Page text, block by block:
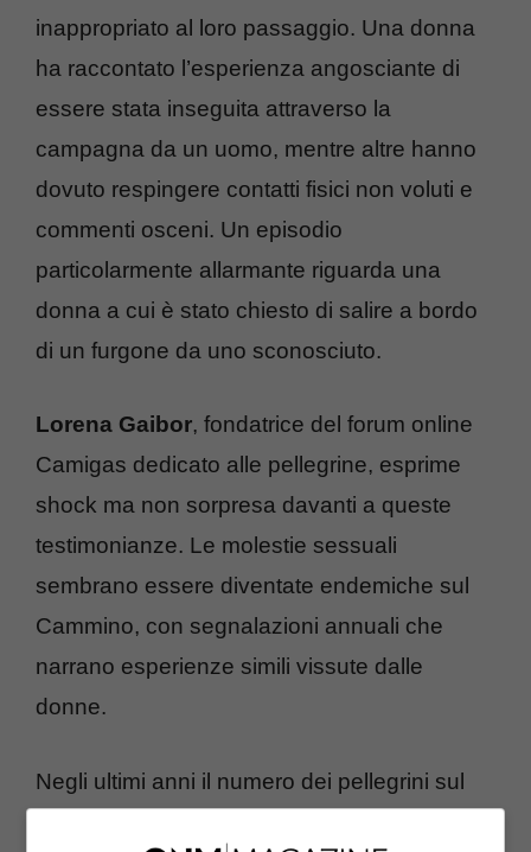
inappropriato al loro passaggio. Una donna
ha raccontato l’esperienza angosciante di
essere stata inseguita attraverso la
campagna da un uomo, mentre altre hanno
dovuto respingere contatti fisici non voluti e
commenti osceni. Un episodio
particolarmente allarmante riguarda una
donna a cui è stato chiesto di salire a bordo
di un furgone da uno sconosciuto.
Lorena Gaibor, fondatrice del forum online
Camigas dedicato alle pellegrine, esprime
shock ma non sorpresa davanti a queste
testimonianze. Le molestie sessuali
sembrano essere diventate endemiche sul
Cammino, con segnalazioni annuali che
narrano esperienze simili vissute dalle
donne.
Negli ultimi anni il numero dei pellegrini sul